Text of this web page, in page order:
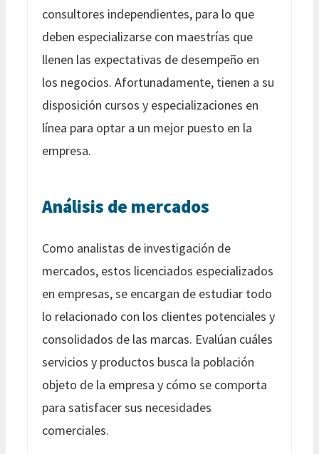
consultores independientes, para lo que
deben especializarse con maestrías que
llenen las expectativas de desempeño en
los negocios. Afortunadamente, tienen a su
disposición cursos y especializaciones en
línea para optar a un mejor puesto en la
empresa.
Análisis de mercados
Como analistas de investigación de
mercados, estos licenciados especializados
en empresas, se encargan de estudiar todo
lo relacionado con los clientes potenciales y
consolidados de las marcas. Evalúan cuáles
servicios y productos busca la población
objeto de la empresa y cómo se comporta
para satisfacer sus necesidades
comerciales.